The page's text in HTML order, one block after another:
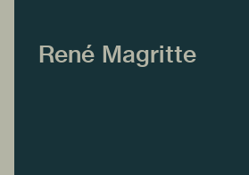
René Magritte